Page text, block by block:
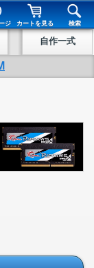
ジ カートを見る 検索
自作一式